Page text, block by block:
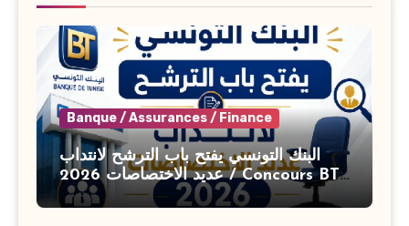
Banque / Assurances / Finance
البنك التونسي يفتح باب الترشح لانتداب
عديد الاختصاصات 2026 / Concours BT
Banque de Tunisie 2026